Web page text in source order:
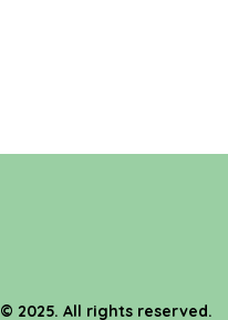
© 2025. All rights reserved.